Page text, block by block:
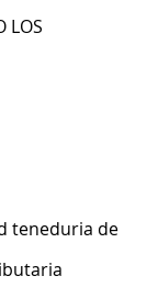
LOS
teneduria de